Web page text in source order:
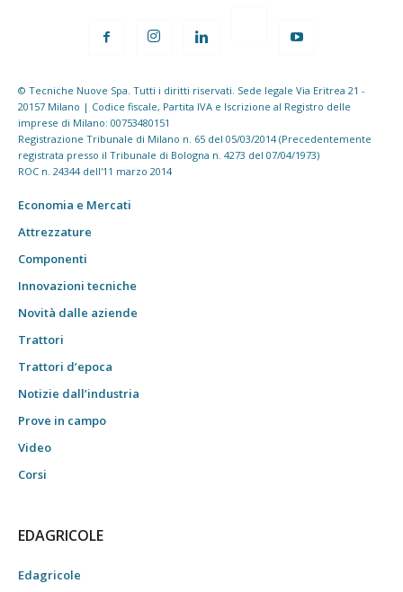
© Tecniche Nuove Spa. Tutti i diritti riservati. Sede legale Via Eritrea 21 -
20157 Milano | Codice fiscale, Partita IVA e Iscrizione al Registro delle
imprese di Milano: 00753480151
Registrazione Tribunale di Milano n. 65 del 05/03/2014 (Precedentemente
registrata presso il Tribunale di Bologna n. 4273 del 07/04/1973)
ROC n. 24344 dell'11 marzo 2014
Economia e Mercati
Attrezzature
Componenti
Innovazioni tecniche
Novità dalle aziende
Trattori
Trattori d’epoca
Notizie dall’industria
Prove in campo
Video
Corsi
EDAGRICOLE
Edagricole